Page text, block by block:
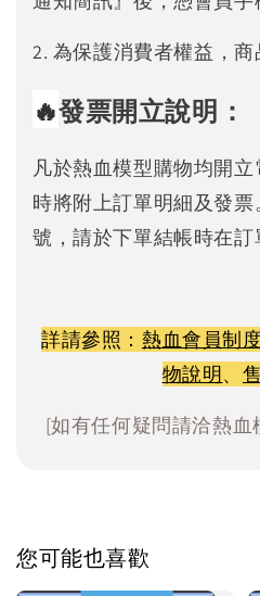
2. 為保護消費者權益，商
🔥發票開立說明：
凡於熱血模型購物均開
時將附上訂單明細及發
號，請於下單結帳時在訂
詳請參照： 熱血會員制度
物說明、
[如有任何疑問請洽熱
您可能也喜歡